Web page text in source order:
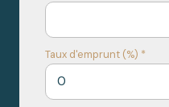
Taux d'emprunt (%) *